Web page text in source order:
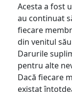
Acesta a fost
au continuat
fiecare
din venitul
Darurile
pentru alte
Dacă fiecare
existat